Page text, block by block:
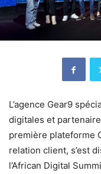
L’agence Gear9
digitales et
première plateforme
relation client, s’est
l’African Digital